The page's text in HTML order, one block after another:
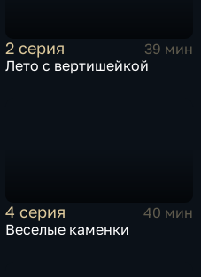
2 серия
39 мин
Лето с вертишейкой
4 серия
40 мин
Веселые каменки